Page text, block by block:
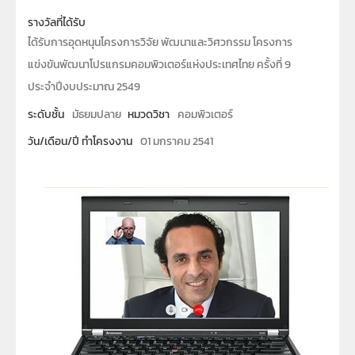
รางวัลที่ได้รับ
ได้รับการอุดหนุนโครงการวิจัย พัฒนาและวิศวกรรม โครงการ
แข่งขันพัฒนาโปรแกรมคอมพิวเตอร์แห่งประเทศไทย ครั้งที่ 9
ประจำปีงบประมาณ 2549
ระดับชั้น มัธยมปลาย หมวดวิชา คอมพิวเตอร์
วัน/เดือน/ปี ทำโครงงาน 01 มกราคม 2541